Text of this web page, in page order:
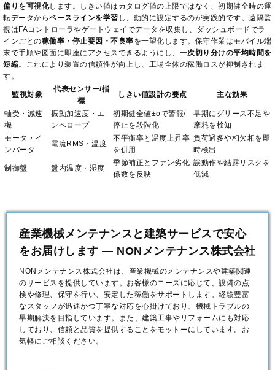
偏りを可視化します。しきい値はカタログ値の上限ではなく、初期健全時の運
転データからベースラインを学習 し、動的に設定するのが実践的です。遠隔監
視はFAコントローラやゲートウェイでデータを収集し、ダッシュボードでラ
インごとの稼働率・停止要因・不良率を一望化します。保守作業はモバイル端
末で手順や図面に即座にアクセスできるようにし、 一次切り分けの平均時間を
短縮。これにより装置の信頼性が向上し、工場全体の稼働ロスが抑制されま
す。
監視対象
代表センサー/指
標
しきい値設計の要点 主な効果
軸受・減速
機
振動加速度・エ
ンベロープ
初期健全値±σで警報/
停止を段階化
早期にグリース不足や
摩耗を検知
モータ・イ
ンバータ
電流RMS・温度
不平衡率と温度上昇率
を併用
負荷過多や相欠相を即
時検出
制御盤 盤内温度・湿度
季節補正とファン劣化
係数を反映
誤動作や結露リスクを
低減
産業機械メンテナンスと建築サービスで安心
をお届けします — NONメンテナンス株式会社
NONメンテナンス株式会社は、産業機械のメンテナンスや建築関連
のサービスを提供しています。お客様のニーズに応じて、設備の点
検や修理、保守を行い、安定した稼働をサポートします。経験豊富
なスタッフが迅速かつ丁寧な対応を心掛けており、機械トラブルの
早期解決を目指しています。また、建築工事やリフォームにも対応
しており、信頼と品質を提供することをモットーにしています。お
気軽にご相談ください。